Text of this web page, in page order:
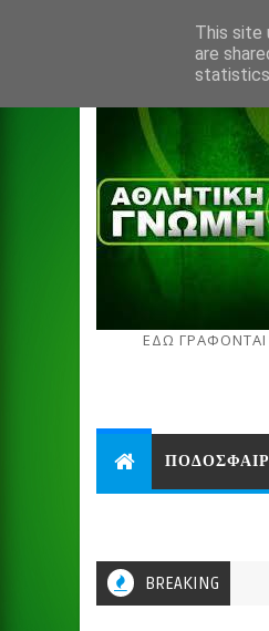
ΕΔΩ
BREAKING
This site
are